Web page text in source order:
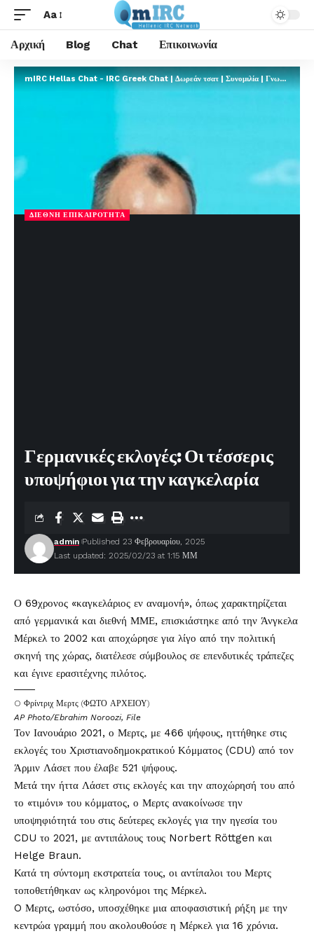
Aa
Αρχική Blog Chat Επικοινωνία
mIRC Hellas Chat - IRC Greek Chat | Δωρεάν τσατ | Συνομιλία | Γνωριμίες | FREE
ΔΙΕΘΝΉ ΕΠΙΚΑΙΡΌΤΗΤΑ
Γερμανικές εκλογές: Οι τέσσερις
υποψήφιοι για την καγκελαρία
Last updated: 2025/02/23 at 1:15 ΜΜ
admin Published 23 Φεβρουαρίου, 2025
Ο 69χρονος «καγκελάριος εν αναμονή», όπως χαρακτηρίζεται
από γερμανικά και διεθνή ΜΜΕ, επισκιάστηκε από την Άνγκελα
Μέρκελ το 2002 και αποχώρησε για λίγο από την πολιτική
σκηνή της χώρας, διατέλεσε σύμβουλος σε επενδυτικές τράπεζες
και έγινε ερασιτέχνης πιλότος.
O Φρίντριχ Μερτς (ΦΩΤΟ ΑΡΧΕΙΟΥ)
AP Photo/Ebrahim Noroozi, File
Τον Ιανουάριο 2021, ο Μερτς, με 466 ψήφους, ηττήθηκε στις
εκλογές του Χριστιανοδημοκρατικού Κόμματος (CDU) από τον
Άρμιν Λάσετ που έλαβε 521 ψήφους.
Μετά την ήττα Λάσετ στις εκλογές και την αποχώρησή του από
το «τιμόνι» του κόμματος, ο Μερτς ανακοίνωσε την
υποψηφιότητά του στις δεύτερες εκλογές για την ηγεσία του
CDU το 2021, με αντιπάλους τους Norbert Röttgen και
Helge Braun.
Κατά τη σύντομη εκστρατεία τους, οι αντίπαλοι του Μερτς
τοποθετήθηκαν ως κληρονόμοι της Μέρκελ.
O Μερτς, ωστόσο, υποσχέθηκε μια αποφασιστική ρήξη με την
κεντρώα γραμμή που ακολουθούσε η Μέρκελ για 16 χρόνια.